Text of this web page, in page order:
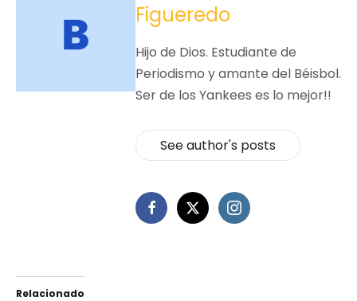
Figueredo
Hijo de Dios. Estudiante de
Periodismo y amante del Béisbol.
Ser de los Yankees es lo mejor!!
See author's posts
Relacionado